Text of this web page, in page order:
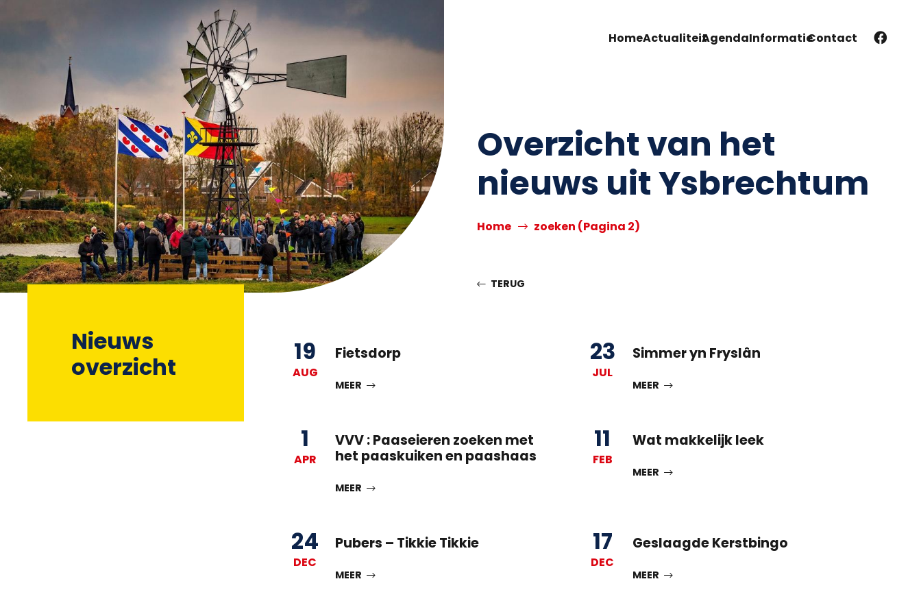
HomeActualiteitAgendaInformatieContact
Overzicht van het
nieuws uit Ysbrechtum
Home zoeken (Pagina 2)
TERUG
Nieuws
overzicht
19
AUG
Fietsdorp
MEER
23
JUL
Simmer yn Fryslân
MEER
1
APR
VVV : Paaseieren zoeken met
het paaskuiken en paashaas
MEER
11
FEB
Wat makkelijk leek
MEER
24
DEC
Pubers – Tikkie Tikkie
MEER
17
DEC
Geslaagde Kerstbingo
MEER